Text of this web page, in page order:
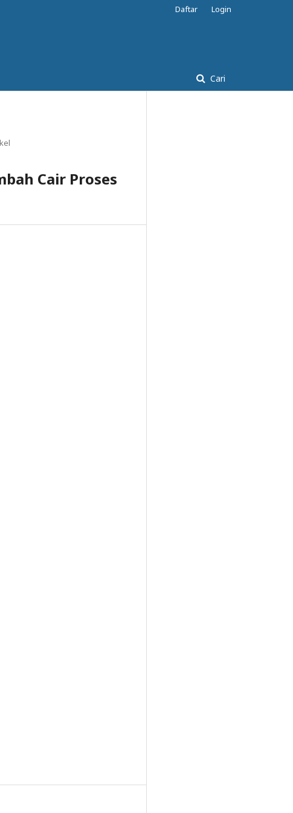
Cari
Daftar Login
Cair Proses